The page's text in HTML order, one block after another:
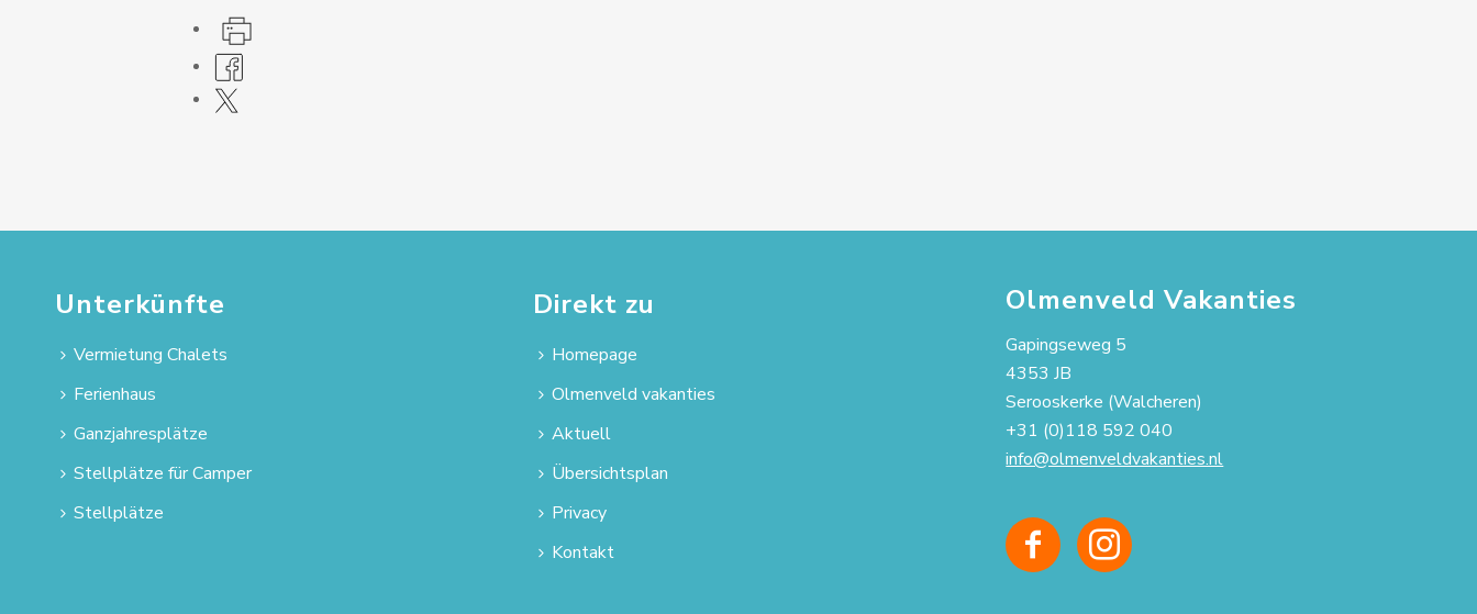
Unterkünfte
Vermietung Chalets
Ferienhaus
Ganzjahresplätze
Stellplätze für Camper
Stellplätze
Direkt zu
Homepage
Olmenveld vakanties
Aktuell
Übersichtsplan
Privacy
Kontakt
Olmenveld Vakanties
Gapingseweg 5
4353 JB
Serooskerke (Walcheren)
+31 (0)118 592 040
info@olmenveldvakanties.nl